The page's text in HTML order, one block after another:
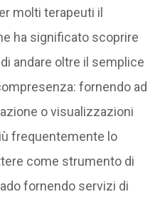
molti terapeuti il
ha significato scoprire
andare oltre il semplice
fornendo ad
o visualizzazioni
frequentemente lo
come strumento di
fornendo servizi di